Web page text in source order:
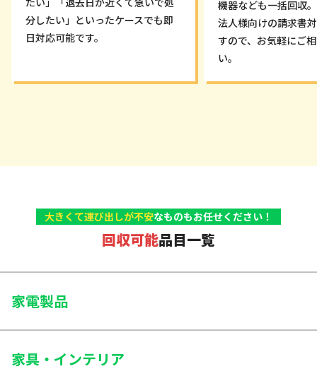
分したい」といったケースでも即
日対応可能です。
機器なども一括回収。
法人様向けの請求書
すので、お気軽にご
い。
大きくて運び出しが不安なものもお任せください！
回収可能品目一覧
家電製品
大型家電
冷蔵庫、洗濯機、エアコン
家具・インテリア